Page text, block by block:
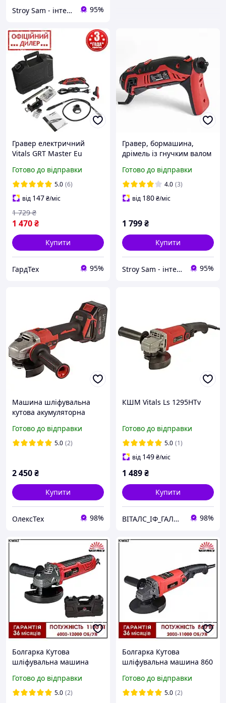
Stroy Sam - інтернет магазин інструментів 95%
Гравер електричний
Vitals GRT Master Eu
хв, 2.3/3.2 мм)
Бормашина
Готово до відправки
5.0 (6)
від 147₴/міс
1 470₴
1 729 ₴
Купити
ГардТех 95%
Гравер, бормашина,
дрімель із гнучким валом
Готово до відправки
4.0 (3)
від 180₴/міс
1 799₴
Купити
Stroy Sam - інтернет магазин інструментів 95%
Машина шліфувальна
кутова акумуляторна
BL Kit
Готово до відправки
5.0 (2)
2 450₴
Купити
ОлексТех 98%
КШМ Vitals Ls 1295HTv
Готово до відправки
5.0 (1)
від 149₴/міс
1 489₴
Купити
ВІТАЛС_ІФ_ГАЛИЦЬКА 98%
Болгарка Кутова
шліфувальна машина
Ls12110BRvc power+ Диск
125 мм 6000 - 12000 об хв
Готово до відправки
5.0 (2)
Болгарка Кутова
шліфувальна машина 860
Диск 125 мм 2000-11000
об хв
Готово до відправки
5.0 (2)